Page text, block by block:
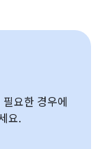
요한 경우에
요.